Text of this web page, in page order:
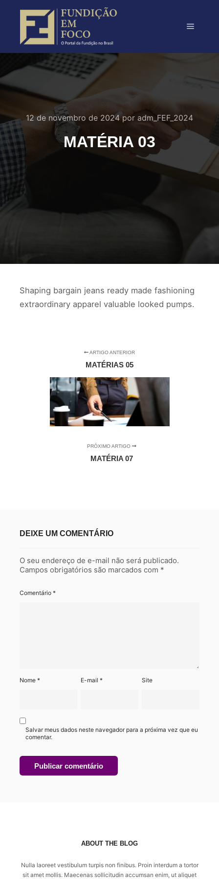
12 de novembro de 2024por adm_FEF_2024
MATÉRIA 03
Shaping bargain jeans ready made fashioning
extraordinary apparel valuable looked pumps.
ARTIGO ANTERIOR
MATÉRIAS 05
PRÓXIMO ARTIGO
MATÉRIA 07
DEIXE UM COMENTÁRIO
O seu endereço de e-mail não será publicado.
Campos obrigatórios são marcados com *
Comentário *
Nome * E-mail* Site
Salvar meus dados neste navegador para a próxima vez que eu
comentar.
ABOUT THE BLOG
Nulla laoreet vestibulum turpis non finibus. Proin interdum a tortor
sit amet mollis. Maecenas sollicitudin accumsan enim, ut aliquet